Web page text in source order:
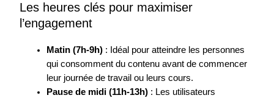
Les heures clés pour maximiser
l’engagement
Matin (7h-9h) : Idéal pour atteindre les personnes
qui consomment du contenu avant de commencer
leur journée de travail ou leurs cours.
Pause de midi (11h-13h) : Les utilisateurs